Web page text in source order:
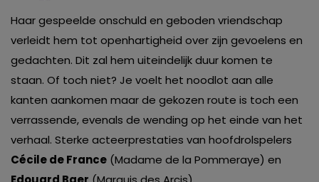
Haar gespeelde onschuld en geboden vriendschap
verleidt hem tot openhartigheid over zijn gevoelens en
gedachten. Dit zal hem uiteindelijk duur komen te
staan. Of toch niet? Je voelt het noodlot aan alle
kanten aankomen maar de gekozen route is toch een
verrassende, evenals de wending op het einde van het
verhaal. Sterke acteerprestaties van hoofdrolspelers
Cécile de France (Madame de la Pommeraye) en